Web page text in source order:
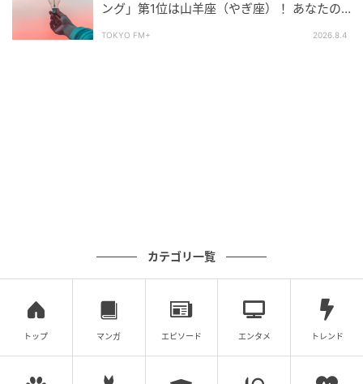
8位：おとめ座／乙女座（8月23日～9月22日
ング」第1位は山羊座（やぎ座）！ あなたの
TOKYO FM+ 2026.8.4
カテゴリ一覧
トップ マンガ エピソード エンタメ トレンド